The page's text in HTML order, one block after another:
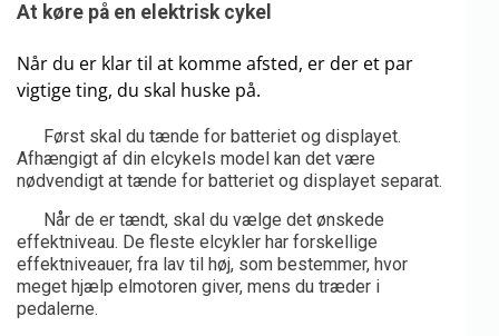
At køre på en elektrisk cykel
Når du er klar til at komme afsted, er der et par
vigtige ting, du skal huske på.
Først skal du tænde for batteriet og displayet.
Afhængigt af din elcykels model kan det være
nødvendigt at tænde for batteriet og displayet separat.
Når de er tændt, skal du vælge det ønskede
effektniveau. De fleste elcykler har forskellige
effektniveauer, fra lav til høj, som bestemmer, hvor
meget hjælp elmotoren giver, mens du træder i
pedalerne.